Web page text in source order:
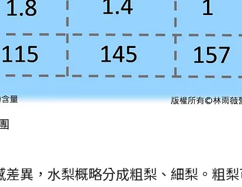
異，水梨概略分成粗梨、細梨。粗